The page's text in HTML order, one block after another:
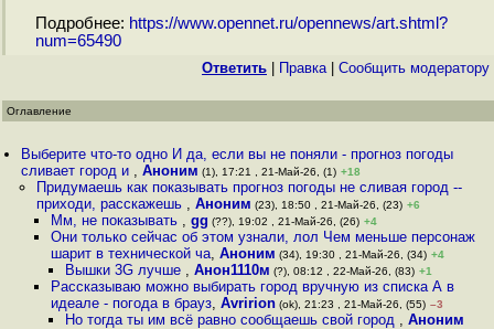
Подробнее: https://www.opennet.ru/opennews/art.shtml?
num=65490
Ответить Правка| Cообщить модератору
Оглавление
Выберите что-то одно И да, если вы не поняли - прогноз погоды
сливает город и ,Аноним (1), 17:21 , 21-Май-26, (1) +18
Придумаешь как показывать прогноз погоды не сливая город --
приходи, расскажешь , Аноним (23), 18:50 , 21-Май-26, (23) +6
Мм, не показывать , gg (??), 19:02 , 21-Май-26, (26) +4
Они только сейчас об этом узнали, лол Чем меньше персонаж
шарит в технической ча, Аноним (34), 19:30 , 21-Май-26, (34) +4
Вышки 3G лучше ,Анон1110м (?), 08:12 , 22-Май-26, (83) +1
Рассказываю можно выбирать город вручную из списка А в
идеале - погода в брауз, Avririon(ok), 21:23 , 21-Май-26, (55) –3
Но тогда ты им всё равно сообщаешь свой город ,Аноним